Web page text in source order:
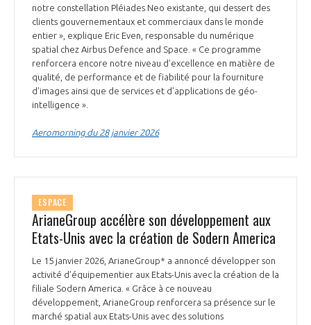
notre constellation Pléiades Neo existante, qui dessert des
clients gouvernementaux et commerciaux dans le monde
entier », explique Eric Even, responsable du numérique
spatial chez Airbus Defence and Space. « Ce programme
renforcera encore notre niveau d’excellence en matière de
qualité, de performance et de fiabilité pour la fourniture
d’images ainsi que de services et d’applications de géo-
intelligence ».
Aeromorning du 28 janvier 2026
ESPACE
ArianeGroup accélère son développement aux
Etats-Unis avec la création de Sodern America
Le 15 janvier 2026, ArianeGroup* a annoncé développer son
activité d’équipementier aux Etats-Unis avec la création de la
filiale Sodern America. « Grâce à ce nouveau
développement, ArianeGroup renforcera sa présence sur le
marché spatial aux Etats-Unis avec des solutions